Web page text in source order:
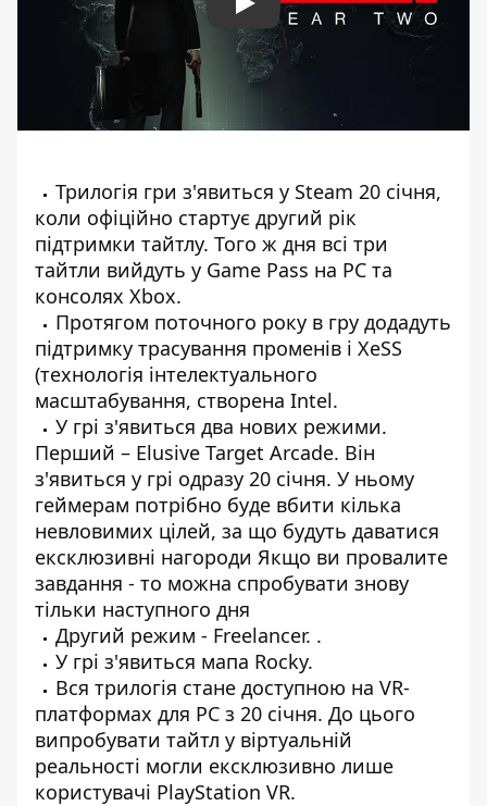
Play
Трилогія гри з'явиться у Steam 20 січня,
коли офіційно стартує другий рік
підтримки тайтлу. Того ж дня всі три
тайтли вийдуть у Game Pass на PC та
консолях Xbox.
Протягом поточного року в гру додадуть
підтримку трасування променів і XeSS
(технологія інтелектуального
масштабування, створена Intel.
У грі з'явиться два нових режими.
Перший – Elusive Target Arcade. Він
з'явиться у грі одразу 20 січня. У ньому
геймерам потрібно буде вбити кілька
невловимих цілей, за що будуть даватися
ексклюзивні нагороди Якщо ви провалите
завдання - то можна спробувати знову
тільки наступного дня
Другий режим - Freelancer. .
У грі з'явиться мапа Rocky.
Вся трилогія стане доступною на VR-
платформах для PC з 20 січня. До цього
випробувати тайтл у віртуальній
реальності могли ексклюзивно лише
користувачі PlayStation VR.